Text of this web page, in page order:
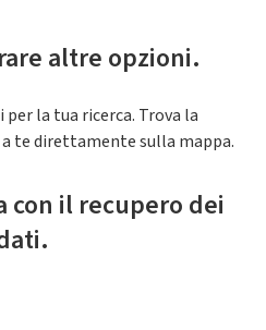
altre opzioni.
la tua ricerca. Trova la
te direttamente sulla mappa.
con il recupero dei